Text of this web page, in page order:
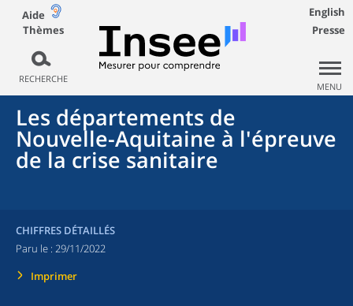
Aide
Thèmes
RECHERCHE
English
Presse
MENU
Les départements de
Nouvelle-Aquitaine à l'épreuve
de la crise sanitaire
CHIFFRES DÉTAILLÉS
Paru le : 29/11/2022
Imprimer